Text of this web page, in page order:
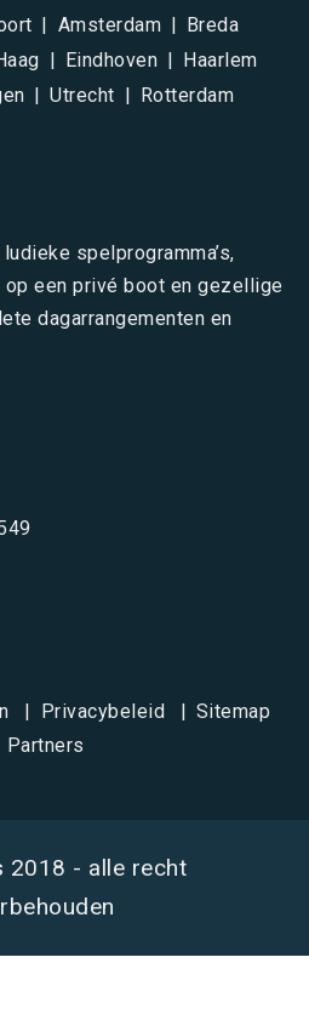
Amsterdam
Breda
Eindhoven
Haarlem
Utrecht Rotterdam
spelprogramma’s,
op een privé boot en gezellige
dagarrangementen en
Privacybeleid
Sitemap
Partners
2018 - alle recht